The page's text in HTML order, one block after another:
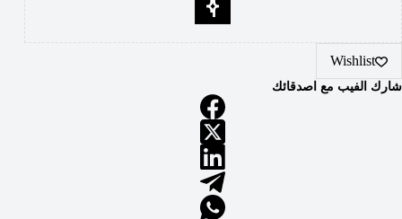
Wishlist
شارك الفيب مع اصدقائك